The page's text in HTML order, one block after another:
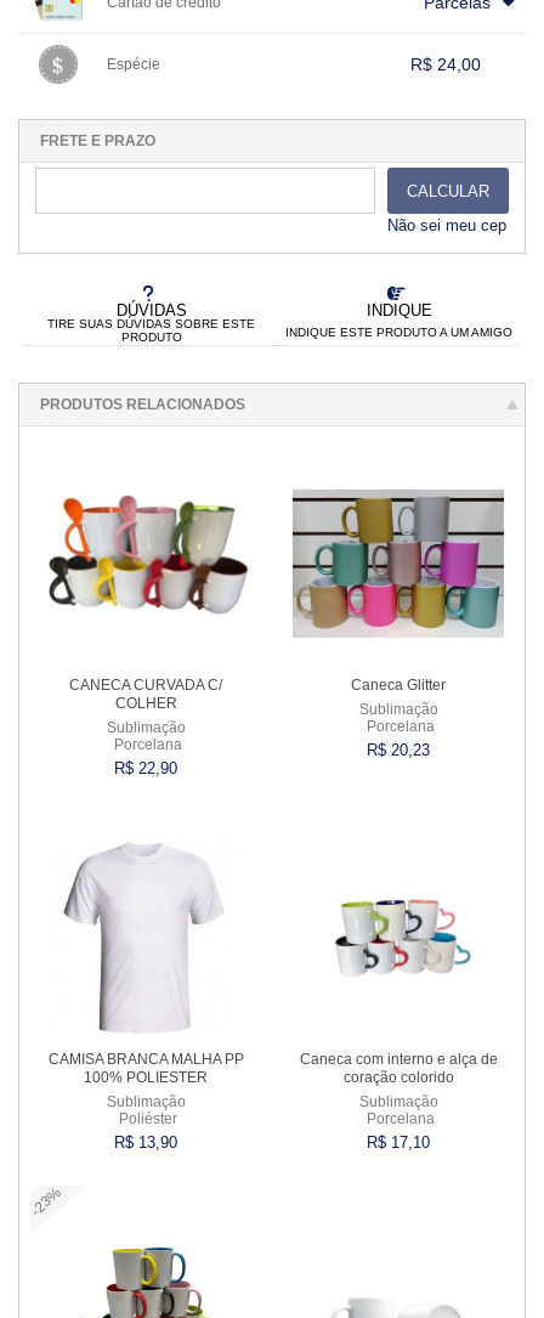
DÚVIDAS
TIRE SUAS DÚVIDAS SOBRE ESTE
PRODUTO
INDIQUE
INDIQUE ESTE PRODUTO A UM AMIGO
..
...
Espécie R$ 24,00
..
...
FRETE E PRAZO
CALCULAR
Não sei meu cep
PRODUTOS RELACIONADOS
CANECA CURVADA C/
COLHER
Sublimação
Porcelana
R$ 22,90
Caneca Glitter
Sublimação
Porcelana
R$ 20,23
CAMISA BRANCA MALHA PP
100% POLIESTER
Sublimação
Poliéster
R$ 13,90
Caneca com interno e alça de
coração colorido
Sublimação
Porcelana
R$ 17,10
-23%